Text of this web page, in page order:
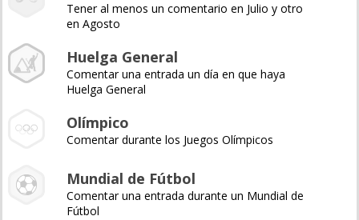
Tener al menos un comentario en Julio y otro
en Agosto
Huelga General
Comentar una entrada un día en que haya
Huelga General
Olímpico
Comentar durante los Juegos Olímpicos
Mundial de Fútbol
Comentar una entrada durante un Mundial de
Fútbol